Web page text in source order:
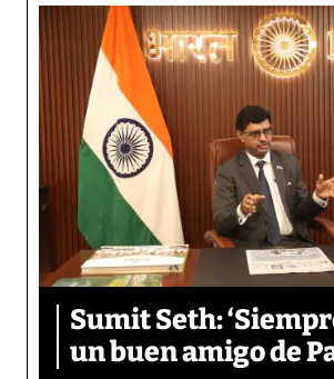
Sumit Seth:
un buen amigo de